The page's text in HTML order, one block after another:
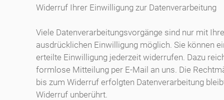
Widerruf Ihrer Einwilligung zur Datenverarbeitung
Viele Datenverarbeitungsvorgänge sind nur mit
ausdrücklichen Einwilligung möglich. Sie können
erteilte Einwilligung jederzeit widerrufen. Dazu
formlose Mitteilung per E-Mail an uns. Die
bis zum Widerruf erfolgten Datenverarbeitung
Widerruf unberührt.